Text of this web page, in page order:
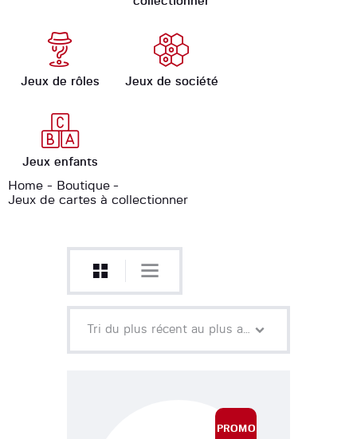
Jeux de rôles Jeux de société
Jeux enfants
Home
Boutique
Jeux de cartes à collectionner
PROMO